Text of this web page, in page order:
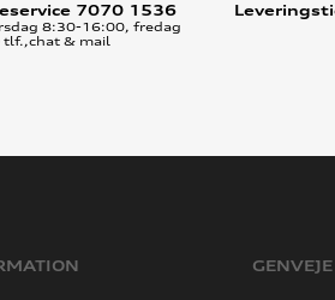
7070 1536
8:30-16:00, fredag
& mail
GENVEJE